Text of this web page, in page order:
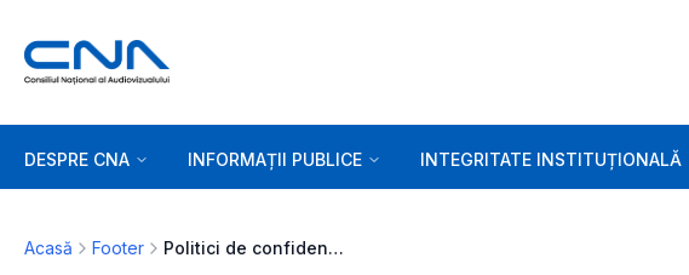
DESPRE CNA INFORMAȚII PUBLICE INTEGRITATE INSTITUȚIONALĂ
Acasă Footer Politici de confidentialitate